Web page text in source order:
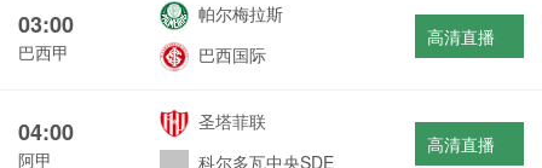
03:00
巴西甲
帕尔梅拉斯
巴西国际
高清直播
04:00
阿甲
圣塔菲联
科尔多瓦中央SDE
高清直播